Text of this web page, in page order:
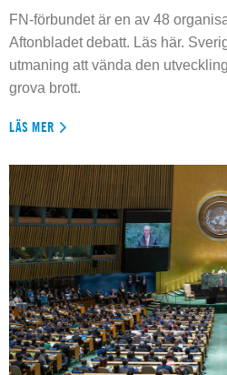
FN-förbundet är en av 48
Aftonbladet debatt. Läs här.
utmaning att vända den
grova brott.
LÄS MER